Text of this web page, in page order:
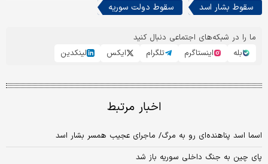
سقوط بشار اسد سقوط دولت سوریه
ما را در شبکه‌های اجتماعی دنبال کنید
بله
اینستاگرم تلگرام ایکس لینکدین
اخبار مرتبط
اسما اسد پناهنده‌ای رو به مرگ/ ماجرای عجیب همسر بشار اسد
پای چین به جنگ داخلی سوریه باز شد